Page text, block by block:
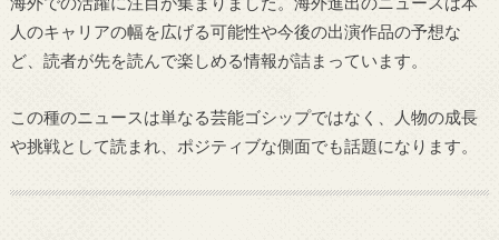
人のキャリアの幅を広げる可能性や今後の出演作品の予想な
ど、読者が先を読んで楽しめる情報が詰まっています。
この種のニュースは単なる芸能ゴシップではなく、人物の成長
や挑戦として読まれ、ポジティブな側面でも話題になります。